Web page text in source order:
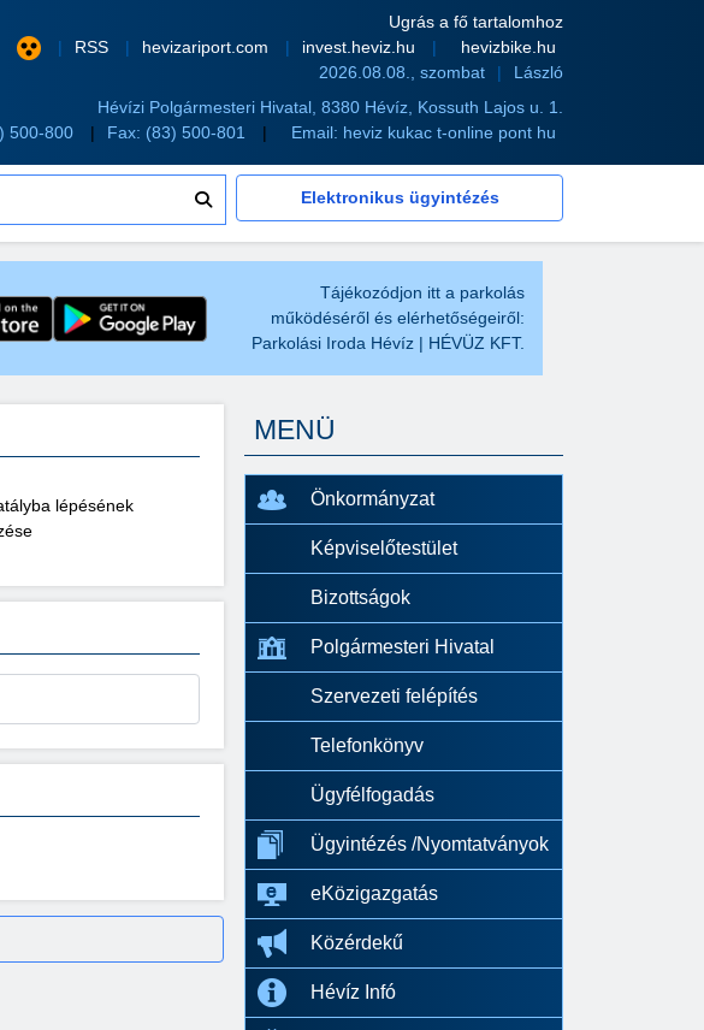
Ugrás a fő tartalomhoz
RSS
hevizariport.com invest.heviz.hu
hevizbike.hu
2026.08.08., szombat
László
Hévízi Polgármesteri Hivatal, 8380 Hévíz, Kossuth Lajos u. 1.
500-800 Fax: (83) 500-801 Email: heviz kukac t-online pont hu
Elektronikus ügyintézés
Tájékozódjon itt a parkolás
működéséről és elérhetőségeiről:
Parkolási Iroda Hévíz | HÉVÜZ KFT.
lépésének
MENÜ
Önkormányzat
Képviselőtestület
Bizottságok
Polgármesteri Hivatal
Szervezeti felépítés
Telefonkönyv
Ügyfélfogadás
Ügyintézés /Nyomtatványok
eKözigazgatás
Közérdekű
Hévíz Infó